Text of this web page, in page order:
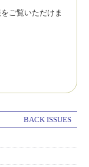
ご覧いただけま
BACK ISSUES